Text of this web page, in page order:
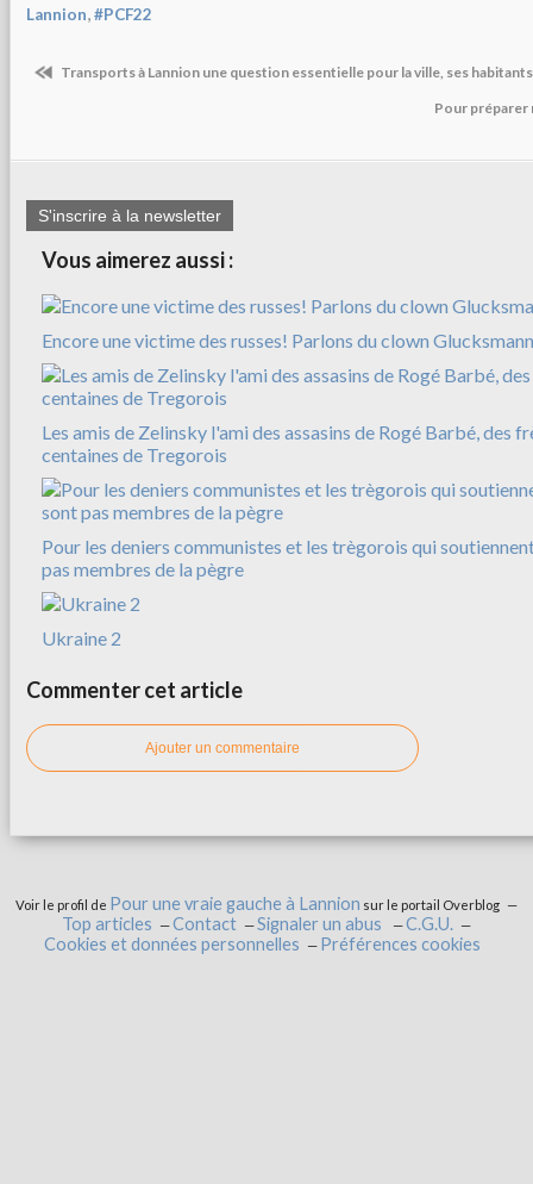
Lannion,#PCF22
Transports à Lannion une question essentielle pour la ville, ses
Pour préparer
S'inscrire à la newsletter
Vous aimerez aussi :
Encore une victime des russes! Parlons du clown Glucksmann
Les amis de Zelinsky l'ami des assasins de Rogé Barbé, des
centaines de Tregorois
Pour les deniers communistes et les trègorois qui
pas membres de la pègre
Ukraine 2
Commenter cet article
Ajouter un commentaire
Voir le profil de Pour une vraie gauche à Lannion sur le portail Overblog
Top articles Contact Signaler un abus
C.G.U.
Cookies et données personnelles
Préférences cookies